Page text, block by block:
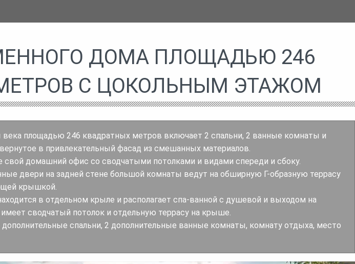
ДОМА ПЛОЩАДЬЮ 246
С ЦОКОЛЬНЫМ ЭТАЖОМ
площадью 246 квадратных метров включает 2 спальни, 2 ванные комнаты и
в привлекательный фасад из смешанных материалов.
домашний офис со сводчатыми потолками и видами спереди и сбоку.
двери на задней стене большой комнаты ведут на обширную Г-образную террасу
крышкой.
в отдельном крыле и располагает спа-ванной с душевой и выходом на
сводчатый потолок и отдельную террасу на крыше.
спальни, 2 дополнительные ванные комнаты, комнату отдыха, место